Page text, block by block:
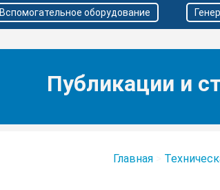
Вспомогательное оборудование
Публикации и
Главная